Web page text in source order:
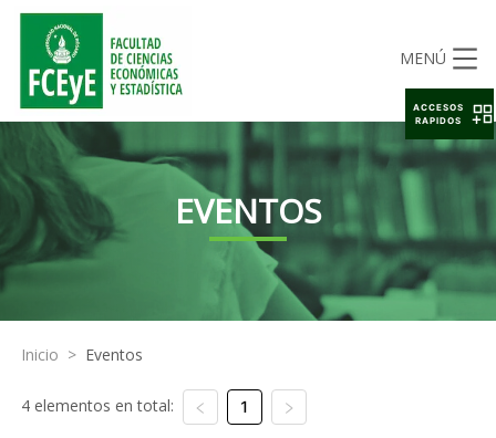
MENÚ
EVENTOS
Inicio > Eventos
4 elementos en total: 1
ACCESOS
RAPIDOS